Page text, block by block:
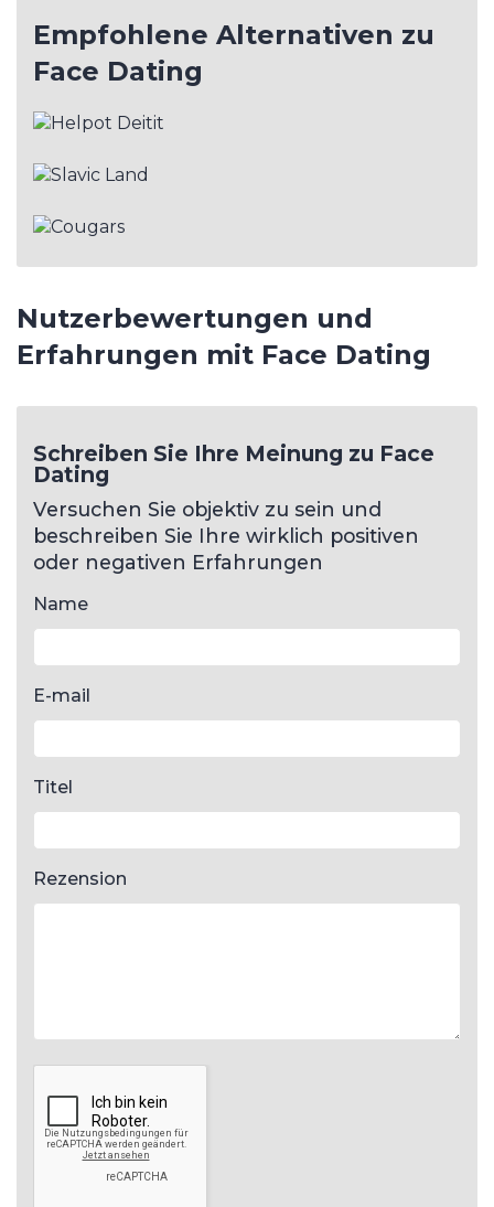
Empfohlene Alternativen zu
Face Dating
Nutzerbewertungen und
Erfahrungen mit Face Dating
Schreiben Sie Ihre Meinung zu Face
Dating
Versuchen Sie objektiv zu sein und
beschreiben Sie Ihre wirklich positiven
oder negativen Erfahrungen
Name
E-mail
Titel
Rezension